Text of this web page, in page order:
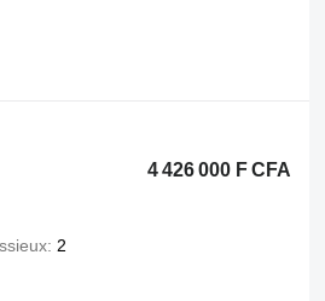
4 426 000 F CFA
2